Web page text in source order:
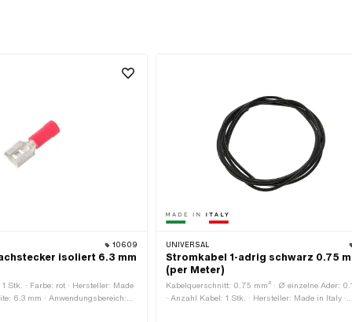
10609
isoliert 6.3 mm
Stk. · Farbe: rot · Hersteller: Made
6.3 mm · Anwendungsbereich:
UNIVERSAL
Stromkabel 1-adrig schwarz 0.75
(per Meter)
Kabelquerschnitt: 0.75 mm² · Ø einzelne Ader:
· Anzahl Kabel: 1 Stk. · Hersteller: Made in Italy ·